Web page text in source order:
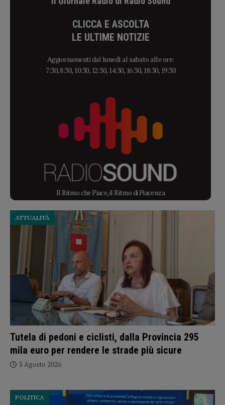
CLICCA E ASCOLTA
LE ULTIME NOTIZIE
Aggiornamenti dal lunedì al sabato alle ore:
7:30, 8:30, 10:30, 12:30, 14:30, 16:30, 18:30, 19:30
Il Ritmo che Piace, il Ritmo di Piacenza
Tutela di pedoni e ciclisti, dalla Provincia 295
mila euro per rendere le strade più sicure
ATTUALITÀ
5 Agosto 2026
POLITICA